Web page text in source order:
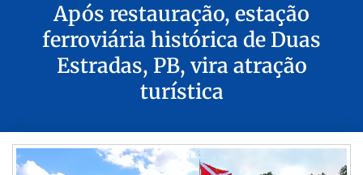
Após restauração, estação
ferroviária histórica de Duas
Estradas, PB, vira atração
turística